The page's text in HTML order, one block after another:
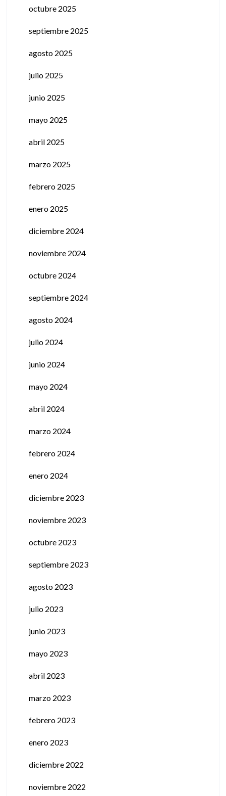
octubre 2025
septiembre 2025
agosto 2025
julio 2025
junio 2025
mayo 2025
abril 2025
marzo 2025
febrero 2025
enero 2025
diciembre 2024
noviembre 2024
octubre 2024
septiembre 2024
agosto 2024
julio 2024
junio 2024
mayo 2024
abril 2024
marzo 2024
febrero 2024
enero 2024
diciembre 2023
noviembre 2023
octubre 2023
septiembre 2023
agosto 2023
julio 2023
junio 2023
mayo 2023
abril 2023
marzo 2023
febrero 2023
enero 2023
diciembre 2022
noviembre 2022